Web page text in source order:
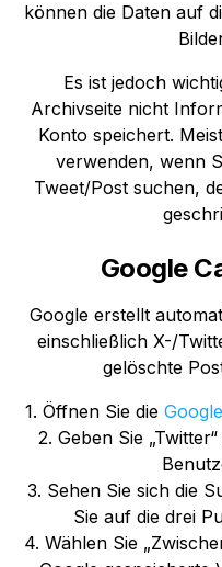
können die Daten auf
Es ist jedoch
Archivseite nicht
Konto speichert.
verwenden, wenn
Tweet/Post suchen,
Google
Google erstellt
einschließlich X-/
gelöschte
1. Öffnen Sie die
2. Geben Sie
3. Sehen Sie sich die
Sie auf die drei
4. Wählen Sie